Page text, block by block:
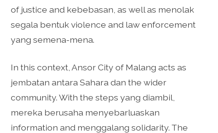
of justice and kebebasan, as well as menolak
segala bentuk violence and law enforcement
yang semena-mena.
In this context, Ansor City of Malang acts as
jembatan antara Sahara dan the wider
community. With the steps yang diambil,
mereka berusaha menyebarluaskan
information and menggalang solidarity. The